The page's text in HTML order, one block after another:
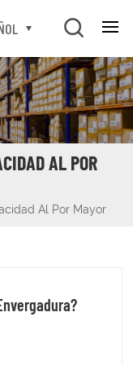
AL POR
Al Por Mayor